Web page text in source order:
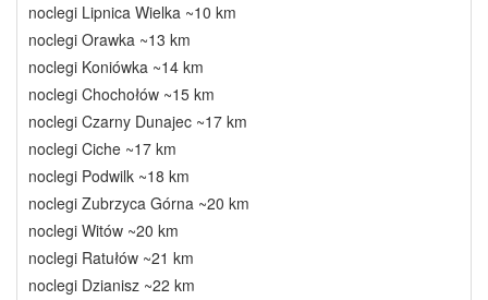
noclegi Lipnica Wielka ~10 km
noclegi Orawka ~13 km
noclegi Koniówka ~14 km
noclegi Chochołów ~15 km
noclegi Czarny Dunajec ~17 km
noclegi Ciche ~17 km
noclegi Podwilk ~18 km
noclegi Zubrzyca Górna ~20 km
noclegi Witów ~20 km
noclegi Ratułów ~21 km
noclegi Dzianisz ~22 km